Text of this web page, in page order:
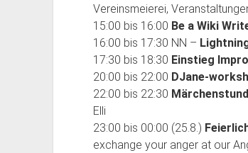
Vereinsmeierei,
15:00 bis 16:00 Be a Wiki
16:00 bis 17:30 NN –
17:30 bis 18:30 Einstieg
20:00 bis 22:00 DJane-
22:00 bis 22:30
Elli
23:00 bis 00:00 (25.8.)
exchange your anger at our